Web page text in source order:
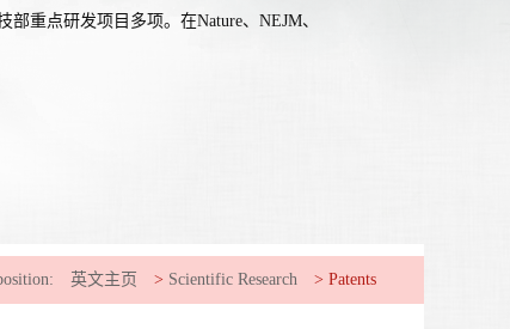
重点研发项目多项。在Nature、NEJM、
英文主页 > Scientific Research > Patents